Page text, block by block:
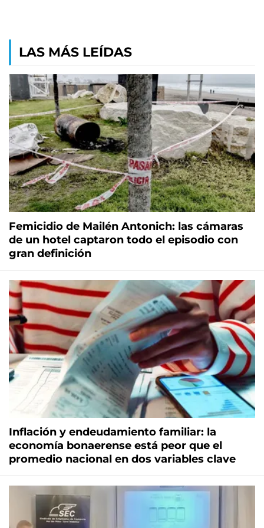
LAS MÁS LEÍDAS
Femicidio de Mailén Antonich: las cámaras
de un hotel captaron todo el episodio con
gran definición
Inflación y endeudamiento familiar: la
economía bonaerense está peor que el
promedio nacional en dos variables clave